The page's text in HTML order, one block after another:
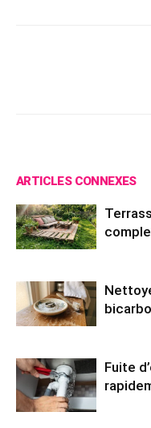
ARTICLES CONNEXES
Fuite